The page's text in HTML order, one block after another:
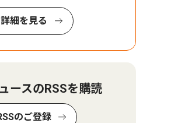
詳細を見る
ースのRSSを購読
のご登録